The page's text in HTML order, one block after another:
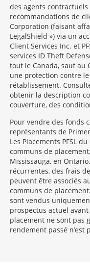
des agents
recommandations de
Corporation (faisant
LegalShield ») via un
Client Services Inc. et
services ID Theft
tout le Canada, sauf au
une protection contre
rétablissement.
obtenir la description
couverture, des
Pour vendre des fonds
représentants de
Les Placements PFSL
communs de
Mississauga, en
récurrentes, des frais
peuvent être associés
communs de
sont vendus
prospectus actuel
placement ne sont pas
rendement passé